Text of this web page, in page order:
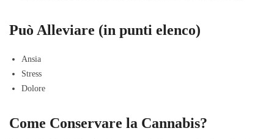
Può Alleviare (in punti elenco)
Ansia
Stress
Dolore
Come Conservare la Cannabis?